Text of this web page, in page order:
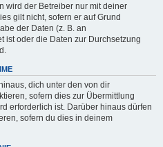
wird der Betreiber nur mit deiner
gilt nicht, sofern er auf Grund
der Daten (z. B. an
ist oder die Daten zur Durchsetzung
dich unter den von dir
sofern dies zur Übermittlung
erforderlich ist. Darüber hinaus dürfen
sofern du dies in deinem